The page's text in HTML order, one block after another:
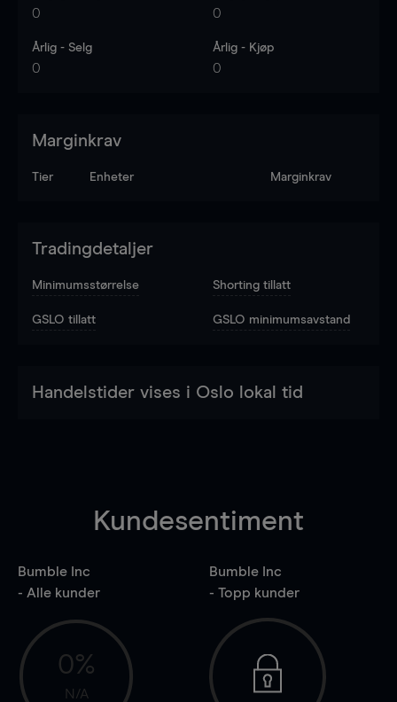
0 0
Årlig - Selg
0
Årlig - Kjøp
0
Marginkrav
Tier Enheter Marginkrav
Tradingdetaljer
Minimumsstørrelse Shorting tillatt
GSLO tillatt GSLO minimumsavstand
Handelstider vises i Oslo lokal tid
Kundesentiment
Bumble Inc
- Alle kunder
0%
N/A
Bumble Inc
- Topp kunder